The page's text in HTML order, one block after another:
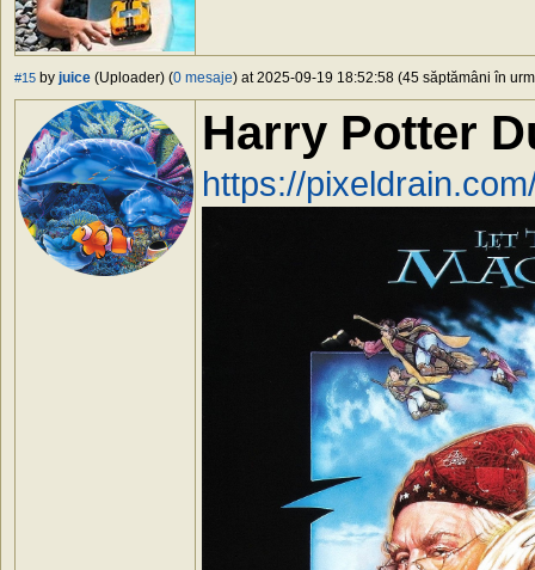
#15 by juice (Uploader) (0 mesaje) at 2025-09-19 18:52:58 (45 săptămâni în
Harry Potter
https://